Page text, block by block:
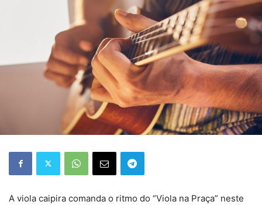
A viola caipira comanda o ritmo do “Viola na Praça” neste